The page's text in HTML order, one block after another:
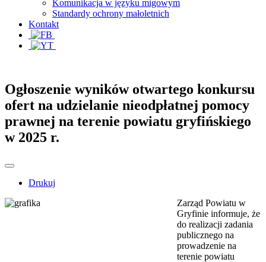
Komunikacja w języku migowym
Standardy ochrony małoletnich
Kontakt
Ogłoszenie wyników otwartego konkursu
ofert na udzielanie nieodpłatnej pomocy
prawnej na terenie powiatu gryfińskiego
w 2025 r.
Drukuj
Zarząd Powiatu w
Gryfinie informuje, że
do realizacji zadania
publicznego na
prowadzenie na
terenie powiatu